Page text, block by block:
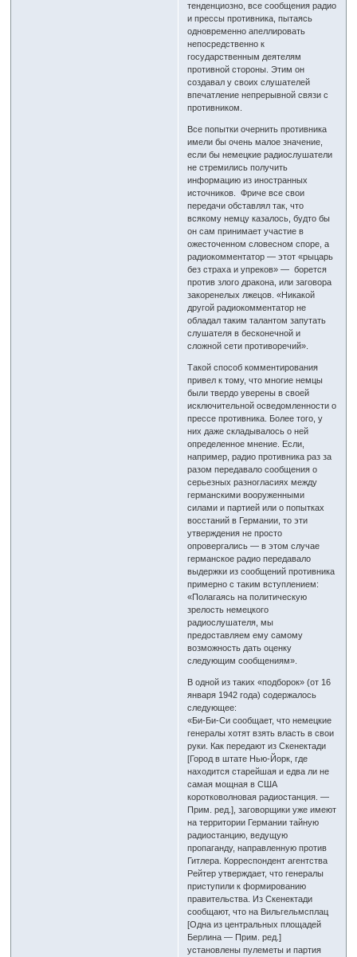
тенденциозно, все сообщения радио
и прессы противника, пытаясь
одновременно апеллировать
непосредственно к
государственным деятелям
противной стороны. Этим он
создавал у своих слушателей
впечатление непрерывной связи с
противником.
Все попытки очернить противника
имели бы очень малое значение,
если бы немецкие радиослушатели
не стремились получить
информацию из иностранных
источников. Фриче все свои
передачи обставлял так, что
всякому немцу казалось, будто бы
он сам принимает участие в
ожесточенном словесном споре, а
радиокомментатор — этот «рыцарь
без страха и упреков» — борется
против злого дракона, или заговора
закоренелых лжецов. «Никакой
другой радиокомментатор не
обладал таким талантом запутать
слушателя в бесконечной и
сложной сети противоречий».
Такой способ комментирования
привел к тому, что многие немцы
были твердо уверены в своей
исключительной осведомленности о
прессе противника. Более того, у
них даже складывалось о ней
определенное мнение. Если,
например, радио противника раз за
разом передавало сообщения о
серьезных разногласиях между
германскими вооруженными
силами и партией или о попытках
восстаний в Германии, то эти
утверждения не просто
опровергались — в этом случае
германское радио передавало
выдержки из сообщений противника
примерно с таким вступлением:
«Полагаясь на политическую
зрелость немецкого
радиослушателя, мы
предоставляем ему самому
возможность дать оценку
следующим сообщениям».
В одной из таких «подборок» (от 16
января 1942 года) содержалось
следующее:
«Би-Би-Си сообщает, что немецкие
генералы хотят взять власть в свои
руки. Как передают из Скенектади
[Город в штате Нью-Йорк, где
находится старейшая и едва ли не
самая мощная в США
коротковолновая радиостанция. —
Прим. ред.], заговорщики уже имеют
на территории Германии тайную
радиостанцию, ведущую
пропаганду, направленную против
Гитлера. Корреспондент агентства
Рейтер утверждает, что генералы
приступили к формированию
правительства. Из Скенектади
сообщают, что на Вильгельмсплац
[Одна из центральных площадей
Берлина — Прим. ред.]
установлены пулеметы и партия